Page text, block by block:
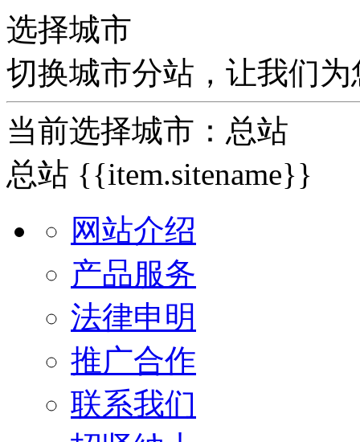
选择城市
切换城市分站，让我们
当前选择城市： 总站
总站 {{item.sitename}}
网站介绍
产品服务
法律申明
推广合作
联系我们